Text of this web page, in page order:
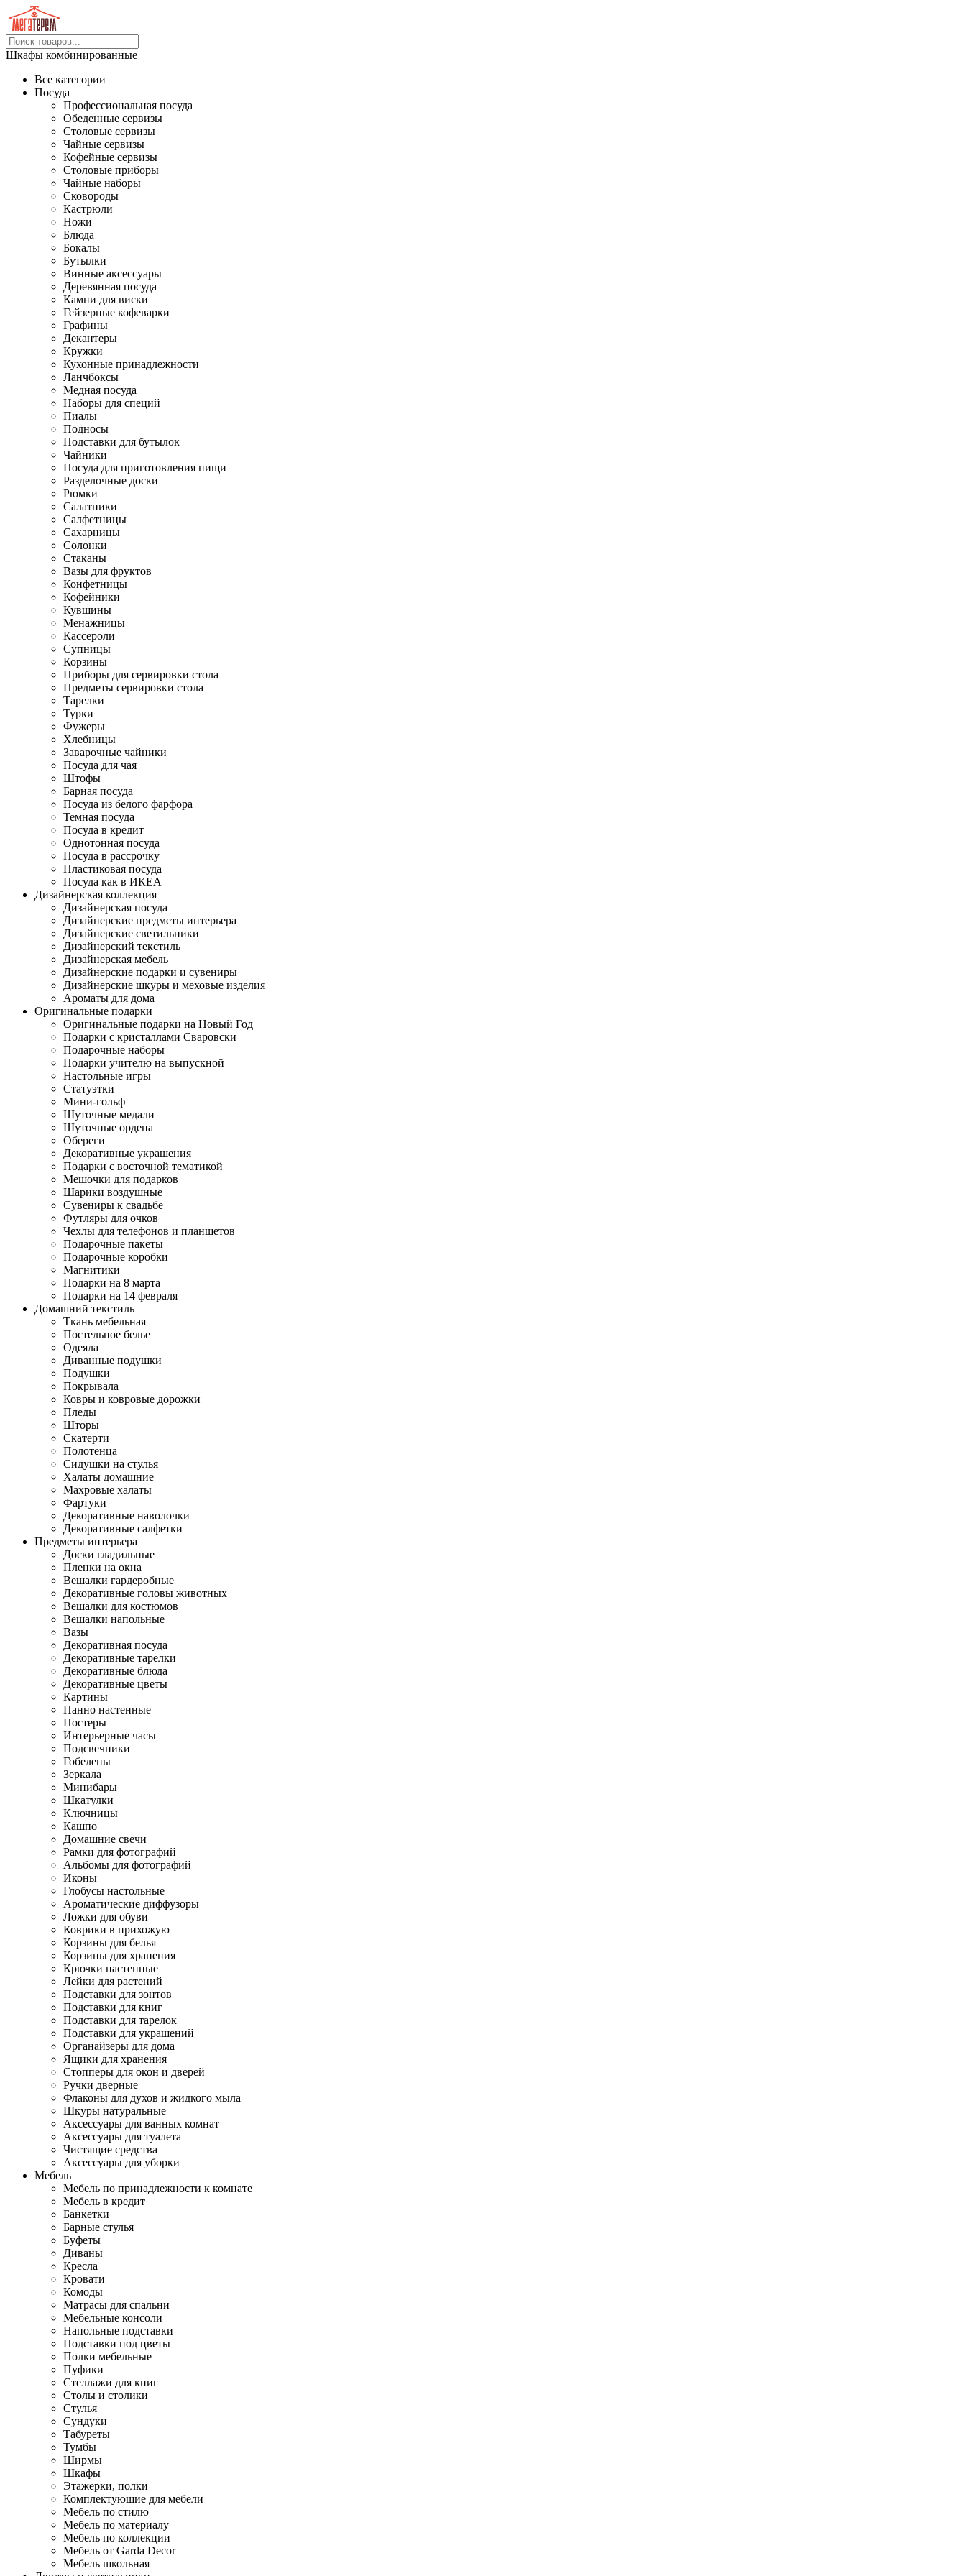
Шкафы комбинированные
Все категории
Посуда
Профессиональная посуда
Обеденные сервизы
Столовые сервизы
Чайные сервизы
Кофейные сервизы
Столовые приборы
Чайные наборы
Сковороды
Кастрюли
Ножи
Блюда
Бокалы
Бутылки
Винные аксессуары
Деревянная посуда
Камни для виски
Гейзерные кофеварки
Графины
Декантеры
Кружки
Кухонные принадлежности
Ланчбоксы
Медная посуда
Наборы для специй
Пиалы
Подносы
Подставки для бутылок
Чайники
Посуда для приготовления пищи
Разделочные доски
Рюмки
Салатники
Салфетницы
Сахарницы
Солонки
Стаканы
Вазы для фруктов
Конфетницы
Кофейники
Кувшины
Менажницы
Кассероли
Супницы
Корзины
Приборы для сервировки стола
Предметы сервировки стола
Тарелки
Турки
Фужеры
Хлебницы
Заварочные чайники
Посуда для чая
Штофы
Барная посуда
Посуда из белого фарфора
Темная посуда
Посуда в кредит
Однотонная посуда
Посуда в рассрочку
Пластиковая посуда
Посуда как в ИКЕА
Дизайнерская коллекция
Дизайнерская посуда
Дизайнерские предметы интерьера
Дизайнерские светильники
Дизайнерский текстиль
Дизайнерская мебель
Дизайнерские подарки и сувениры
Дизайнерские шкуры и меховые изделия
Ароматы для дома
Оригинальные подарки
Оригинальные подарки на Новый Год
Подарки с кристаллами Сваровски
Подарочные наборы
Подарки учителю на выпускной
Настольные игры
Статуэтки
Мини-гольф
Шуточные медали
Шуточные ордена
Обереги
Декоративные украшения
Подарки с восточной тематикой
Мешочки для подарков
Шарики воздушные
Сувениры к свадьбе
Футляры для очков
Чехлы для телефонов и планшетов
Подарочные пакеты
Подарочные коробки
Магнитики
Подарки на 8 марта
Подарки на 14 февраля
Домашний текстиль
Ткань мебельная
Постельное белье
Одеяла
Диванные подушки
Подушки
Покрывала
Ковры и ковровые дорожки
Пледы
Шторы
Скатерти
Полотенца
Сидушки на стулья
Халаты домашние
Махровые халаты
Фартуки
Декоративные наволочки
Декоративные салфетки
Предметы интерьера
Доски гладильные
Пленки на окна
Вешалки гардеробные
Декоративные головы животных
Вешалки для костюмов
Вешалки напольные
Вазы
Декоративная посуда
Декоративные тарелки
Декоративные блюда
Декоративные цветы
Картины
Панно настенные
Постеры
Интерьерные часы
Подсвечники
Гобелены
Зеркала
Минибары
Шкатулки
Ключницы
Кашпо
Домашние свечи
Рамки для фотографий
Альбомы для фотографий
Иконы
Глобусы настольные
Ароматические диффузоры
Ложки для обуви
Коврики в прихожую
Корзины для белья
Корзины для хранения
Крючки настенные
Лейки для растений
Подставки для зонтов
Подставки для книг
Подставки для тарелок
Подставки для украшений
Органайзеры для дома
Ящики для хранения
Стопперы для окон и дверей
Ручки дверные
Флаконы для духов и жидкого мыла
Шкуры натуральные
Аксессуары для ванных комнат
Аксессуары для туалета
Чистящие средства
Аксессуары для уборки
Мебель
Мебель по принадлежности к комнате
Мебель в кредит
Банкетки
Барные стулья
Буфеты
Диваны
Кресла
Кровати
Комоды
Матрасы для спальни
Мебельные консоли
Напольные подставки
Подставки под цветы
Полки мебельные
Пуфики
Стеллажи для книг
Столы и столики
Стулья
Сундуки
Табуреты
Тумбы
Ширмы
Шкафы
Этажерки, полки
Комплектующие для мебели
Мебель по стилю
Мебель по материалу
Мебель по коллекции
Мебель от Garda Decor
Мебель школьная